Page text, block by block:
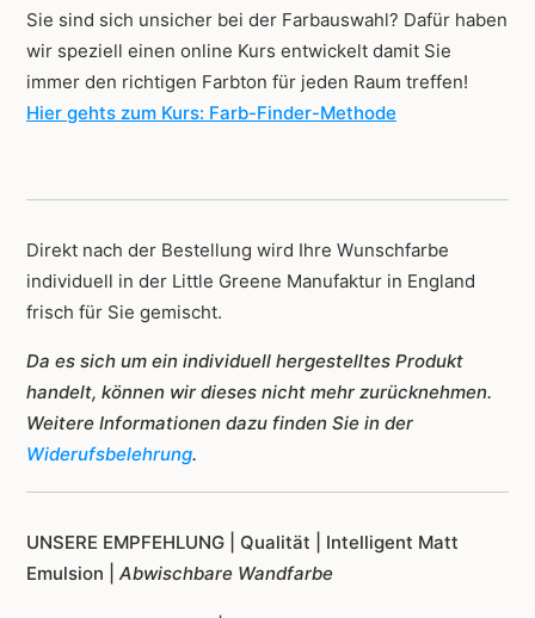
Sie sind sich unsicher bei der Farbauswahl? Dafür haben
wir speziell einen online Kurs entwickelt damit Sie
immer den richtigen Farbton für jeden Raum treffen!
Hier gehts zum Kurs: Farb-Finder-Methode
Direkt nach der Bestellung wird Ihre Wunschfarbe
individuell in der Little Greene Manufaktur in England
frisch für Sie gemischt.
Da es sich um ein individuell hergestelltes Produkt
handelt, können wir dieses nicht mehr zurücknehmen.
Weitere Informationen dazu finden Sie in der
Widerufsbelehrung.
UNSERE EMPFEHLUNG | Qualität | Intelligent Matt
Emulsion | Abwischbare Wandfarbe